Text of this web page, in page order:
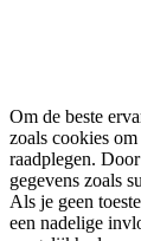
Om de beste
zoals cookies
raadplegen.
gegevens zoals
Als je geen
een nadelige